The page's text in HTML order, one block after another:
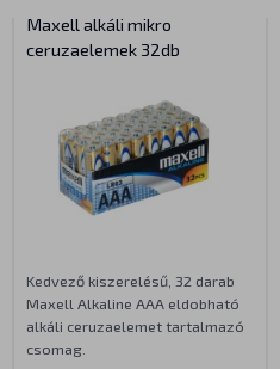
Maxell alkáli mikro
ceruzaelemek 32db
Kedvező kiszerelésű, 32 darab
Maxell Alkaline AAA eldobható
alkáli ceruzaelemet tartalmazó
csomag.